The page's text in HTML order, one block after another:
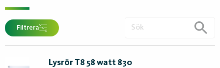
Filtrera
Lysrör T8 58 watt 830